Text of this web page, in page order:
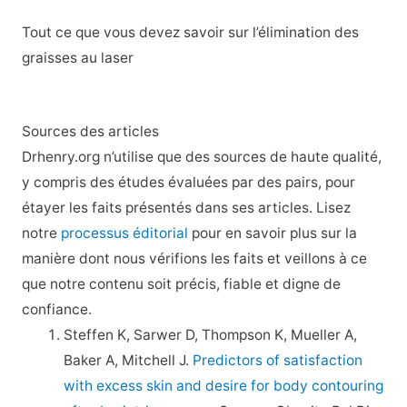
Tout ce que vous devez savoir sur l’élimination des
graisses au laser
Sources des articles
Drhenry.org n’utilise que des sources de haute qualité,
y compris des études évaluées par des pairs, pour
étayer les faits présentés dans ses articles. Lisez
notre processus éditorial pour en savoir plus sur la
manière dont nous vérifions les faits et veillons à ce
que notre contenu soit précis, fiable et digne de
confiance.
Steffen K, Sarwer D, Thompson K, Mueller A,
Baker A, Mitchell J. Predictors of satisfaction
with excess skin and desire for body contouring